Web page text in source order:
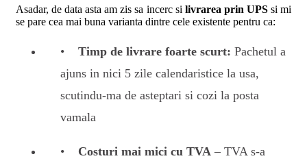
Asadar, de data asta am zis sa incerc si livrarea prin UPSsi mi
se pare cea mai buna varianta dintre cele existente pentru ca:
Timp de livrare foarte scurt: Pachetul a
ajuns in nici 5 zile calendaristice la usa,
scutindu-ma de asteptari si cozi la posta
vamala
Costuri mai mici cu TVA – TVA s-a